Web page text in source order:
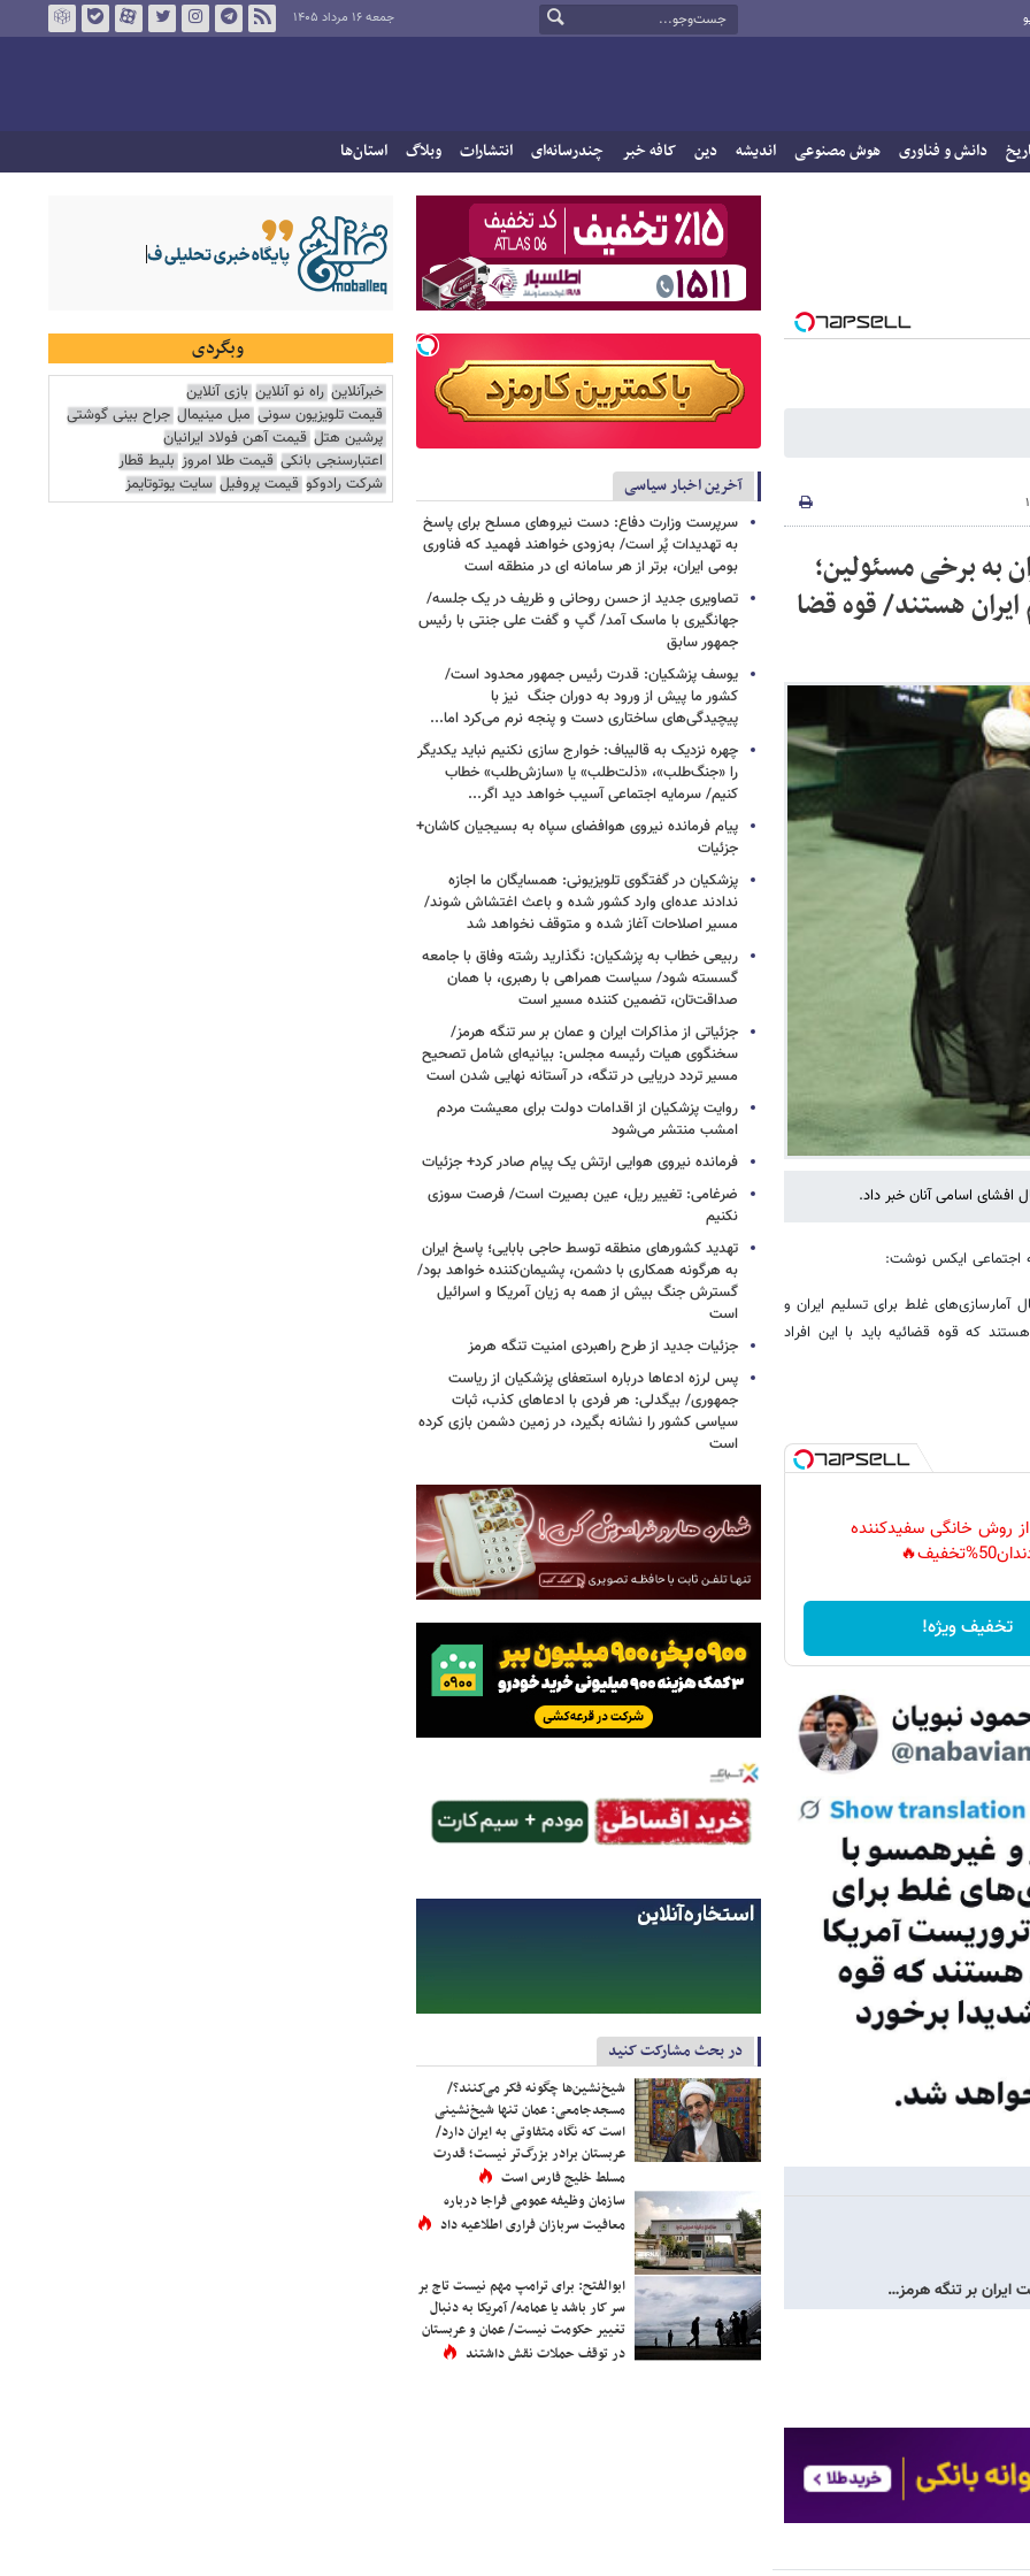
جمعه ۱۶ مرداد ۱۴۰۵
دانش و فناوری هوش مصنوعی اندیشه دین کافه خبر چندرسانه‌ای انتشارات وبلاگ استان‌ها
به برخی مسئولین؛
هستند/ قوه قضا
افشای اسامی آنان خبر داد.
اجتماعی ایکس نوشت:
غلط برای تسلیم ایران و
که قوه قضائیه باید با این افراد
از روش خانگی سفیدکننده
تخفیف ویژه!
ایران بر تنگه هرمز…
آخرین اخبار سیاسی
سرپرست وزارت دفاع: دست نیروهای مسلح برای پاسخ
به تهدیدات پُر است/ به‌زودی خواهند فهمید که فناوری
بومی ایران، برتر از هر سامانه ای در منطقه است
تصاویری جدید از حسن روحانی و ظریف در یک جلسه/
جهانگیری با ماسک آمد/ گپ و گفت علی جنتی با رئیس
جمهور سابق
یوسف پزشکیان: قدرت رئیس‌ جمهور محدود است/
کشور ما پیش از ورود به دوران جنگ نیز با
پیچیدگی‌های ساختاری دست و پنجه نرم می‌کرد اما...
چهره نزدیک به قالیباف: خوارج سازی نکنیم نباید یکدیگر
را «جنگ‌طلب»، «ذلت‌طلب» یا «سازش‌طلب» خطاب
کنیم/ سرمایه اجتماعی آسیب خواهد دید اگر...
پیام فرمانده نیروی هوافضای سپاه به بسیجیان کاشان+
جزئیات
پزشکیان در گفتگوی تلویزیونی: همسایگان ما اجازه
ندادند عده‌ای وارد کشور شده و باعث اغتشاش شوند/
مسیر اصلاحات آغاز شده و متوقف نخواهد شد
ربیعی خطاب به پزشکیان: نگذارید رشته وفاق با جامعه
گسسته شود/ سیاست همراهی با رهبری، با همان
صداقت‌تان، تضمین کننده مسیر است
جزئیاتی از مذاکرات ایران و عمان بر سر تنگه هرمز/
سخنگوی هیات رئیسه مجلس: بیانیه‌ای شامل تصحیح
مسیر تردد دریایی در تنگه، در آستانه نهایی شدن است
روایت پزشکیان از اقدامات دولت برای معیشت مردم
امشب منتشر می‌شود
فرمانده نیروی هوایی ارتش یک پیام صادر کرد+ جزئیات
ضرغامی: تغییر ریل، عین بصیرت است/ فرصت سوزی
نکنیم
تهدید کشورهای منطقه توسط حاجی بابایی؛ پاسخ ایران
به هرگونه همکاری با دشمن، پشیمان‌کننده خواهد بود/
گسترش جنگ بیش از همه به زیان آمریکا و اسرائیل
است
جزئیات جدید از طرح راهبردی امنیت تنگه هرمز
پس لرزه ادعاها درباره استعفای پزشکیان از ریاست
جمهوری/ بیگدلی: هر فردی با ادعاهای کذب، ثبات
سیاسی کشور را نشانه بگیرد، در زمین دشمن بازی کرده
است
در بحث مشارکت کنید
شیخ‌نشین‌ها چگونه فکر می‌کنند؟/
مسجدجامعی: عمان تنها شیخ‌نشینی
است که نگاه متفاوتی به ایران دارد/
عربستان برادر بزرگ‌تر نیست؛ قدرت
مسلط خلیج فارس است
سازمان وظیفه عمومی فراجا درباره
معافیت سربازان فراری اطلاعیه داد
ابوالفتح: برای ترامپ مهم نیست تاج بر
سر کار باشد یا عمامه/ آمریکا به دنبال
تغییر حکومت نیست/ عمان و عربستان
در توقف حملات نقش داشتند
وبگردی
خبرآنلاین راه نو آنلاین بازی آنلاین
قیمت تلویزیون سونی مبل مینیمال جراح بینی گوشتی
پرشین هتل قیمت آهن فولاد ایرانیان
اعتبارسنجی بانکی قیمت طلا امروز بلیط قطار
شرکت رادوکو قیمت پروفیل سایت یوتوتایمز